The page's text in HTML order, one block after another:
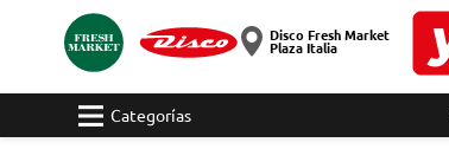
Disco Fresh Market
Plaza Italia
Categorías